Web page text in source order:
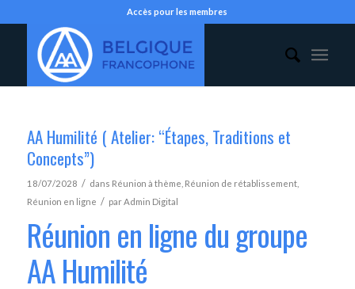
Accès pour les membres
AA Humilité ( Atelier: “Étapes, Traditions et
Concepts”)
18/07/2028 / dans Réunion à thème Réunion de rétablissement,
Réunion en ligne / parAdmin Digital
Réunion en ligne du groupe
AA Humilité